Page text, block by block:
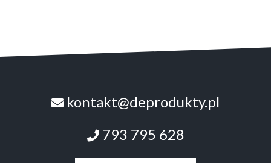
kontakt@deprodukty.pl
793 795 628